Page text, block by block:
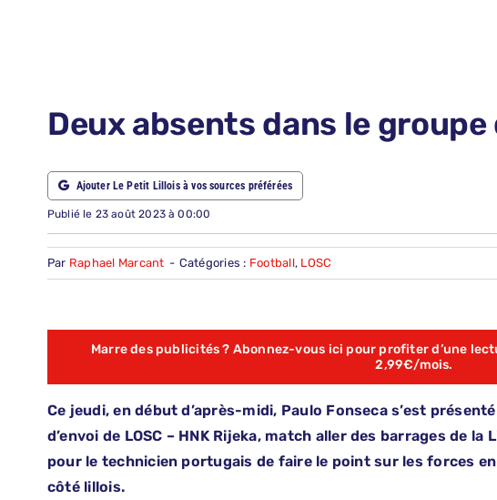
RECHERCHER:
Deux absents dans le groupe
Ajouter Le Petit Lillois à vos sources préférées
Publié le 23 août 2023 à 00:00
Par Raphael Marcant - Catégories : Football, LOSC
Marre des publicités ? Abonnez-vous ici pour profiter d’une
2,99€/mois.
Ce jeudi, en début d’après-midi, Paulo Fonseca s’est
d’envoi de LOSC – HNK Rijeka, match aller des barrages de la
pour le technicien portugais de faire le point sur les forces
côté lillois.